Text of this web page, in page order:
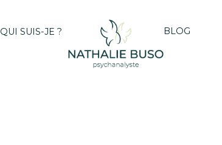
QUI SUIS-JE ? BLOG